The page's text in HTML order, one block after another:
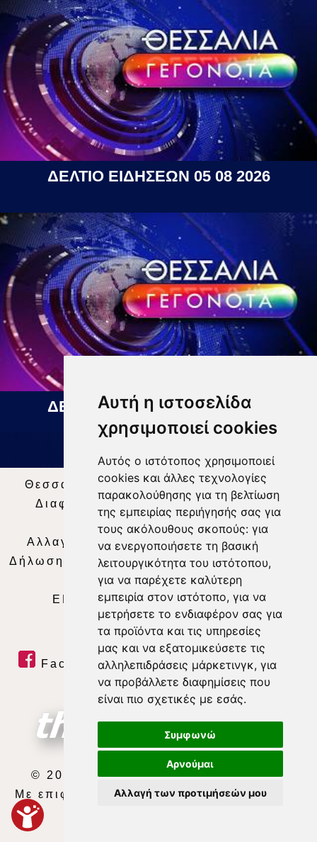
Αυτή η ιστοσελίδα
χρησιμοποιεί cookies
Αυτός ο ιστότοπος χρησιμοποιεί
cookies και άλλες τεχνολογίες
παρακολούθησης για τη βελτίωση
της εμπειρίας περιήγησής σας για
τους ακόλουθους σκοπούς: για
να ενεργοποιήσετε τη βασική
λειτουργικότητα του ιστότοπου,
για να παρέχετε καλύτερη
εμπειρία στον ιστότοπο, για να
μετρήσετε το ενδιαφέρον σας για
τα προϊόντα και τις υπηρεσίες
μας και να εξατομικεύσετε τις
αλληλεπιδράσεις μάρκετινγκ, για
να προβάλλετε διαφημίσεις που
είναι πιο σχετικές με εσάς.
Συμφωνώ
Αρνούμαι
Αλλαγή των προτιμήσεών μου
ΔΕΛΤΙΟ ΕΙΔΗΣΕΩΝ 05 08 2026
ΔΕΛΤΙΟ ΕΙΔΗΣΕΩΝ 06 08 2026
Θεσσαλία Τηλεόραση|SNG Services
Διαφήμιση | Όροι Χρήσης |Δήλωση
Απορρήτου |
Περιεχόμενο
Αλλαγή Προτιμήσεων για τα Cookies
Δήλωση συμμόρφωσης με τη σύσταση (ΕΕ)
2018/334|Ταυτότητα
ΕΝΗΜΕΡΩΣΗ |WEB TV| LIVE
Facebook| Twitter | Youtube
RSS Feed
© 2026 ΘΕΣΣΑΛΙΑ ΤΗΛΕΟΡΑΣΗ Α.Ε.
Με επιφύλαξη κάθε νόμιμου δικαιώματος.